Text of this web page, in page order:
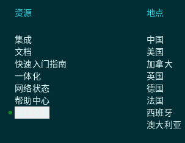
资源
集成
文档
快速入门指南
一体化
网络状态
帮助中心
地点
中国
美国
加拿大
英国
德国
法国
西班牙
澳大利亚